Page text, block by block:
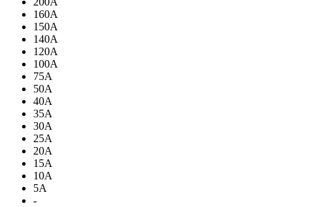
160A
150A
140A
120A
100A
75A
50A
40A
35A
30A
25A
20A
15A
10A
5A
-